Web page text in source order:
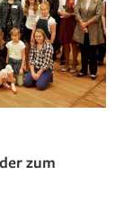
zum